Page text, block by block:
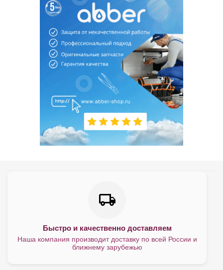
Быстро и качественно доставляем
Наша компания производит доставку по всей России и
ближнему зарубежью